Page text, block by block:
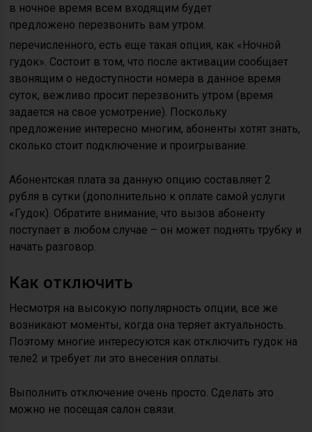
перечисленного, есть еще такая опция, как «Ночной
гудок». Состоит в том, что после активации сообщает
звонящим о недоступности номера в данное время
суток, вежливо просит перезвонить утром (время
задается на свое усмотрение). Поскольку
предложение интересно многим, абоненты хотят знать,
сколько стоит подключение и проигрывание.
Абонентская плата за данную опцию составляет 2
рубля в сутки (дополнительно к оплате самой услуги
«Гудок). Обратите внимание, что вызов абоненту
поступает в любом случае – он может поднять трубку и
начать разговор.
Как отключить
Несмотря на высокую популярность опции, все же
возникают моменты, когда она теряет актуальность.
Поэтому многие интересуются как отключить гудок на
теле2 и требует ли это внесения оплаты.
Выполнить отключение очень просто. Сделать это
можно не посещая салон связи.